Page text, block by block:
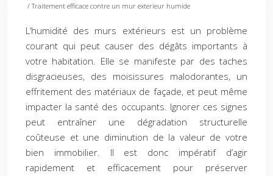
/ Traitement efficace contre un mur exterieur humide
L’humidité des murs extérieurs est un problème
courant qui peut causer des dégâts importants à
votre habitation. Elle se manifeste par des taches
disgracieuses, des moisissures malodorantes, un
effritement des matériaux de façade, et peut même
impacter la santé des occupants. Ignorer ces signes
peut entraîner une dégradation structurelle
coûteuse et une diminution de la valeur de votre
bien immobilier. Il est donc impératif d’agir
rapidement et efficacement pour préserver